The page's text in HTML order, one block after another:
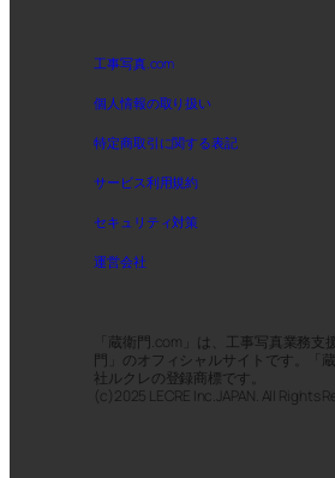
工事写真.com
個人情報の取り扱い
特定商取引に関する表記
サービス利用規約
セキュリティ対策
運営会社
「蔵衛門.com」は、工事写真業務支
門」のオフィシャルサイトです。「
社ルクレの登録商標です。
(c)2025 LECRE Inc.JAPAN. All Rights